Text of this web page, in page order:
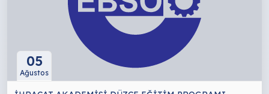
05
Ağustos